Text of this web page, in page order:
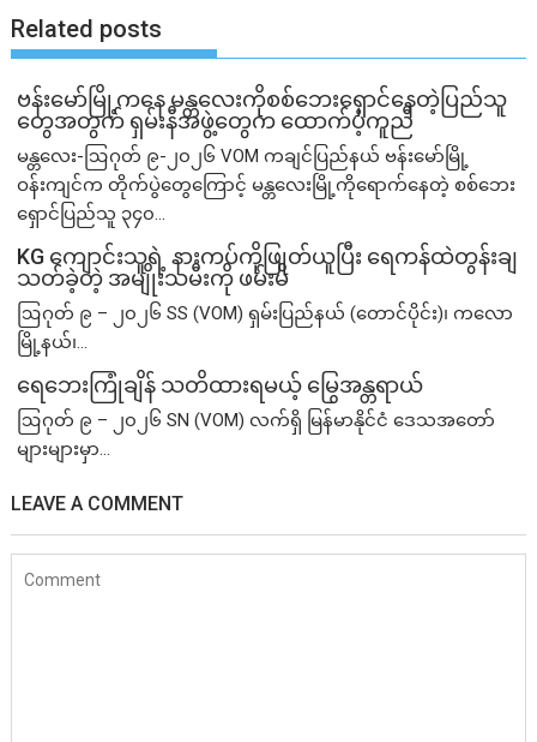
Related posts
ဗန်းမော်မြို့ကနေ မန္တလေးကိုစစ်ဘေးရှောင်နေတဲ့ပြည်သူ
တွေအတွက် ရှမ်းနီအဖွဲ့တွေက ထောက်ပံ့ကူညီ
မန္တလေး-ဩဂုတ် ၉-၂၀၂၆ VOM ကချင်ပြည်နယ် ဗန်းမော်မြို့
ဝန်းကျင်က တိုက်ပွဲတွေကြောင့် မန္တလေးမြို့ကိုရောက်နေတဲ့ စစ်ဘေး
ရှောင်ပြည်သူ ၃၄၀...
KG ကျောင်းသူရဲ့ နားကပ်ကိုဖြုတ်ယူပြီး ရေကန်ထဲတွန်းချ
သတ်ခဲ့တဲ့ အမျိုးသမီးကို ဖမ်းမိ
ဩဂုတ် ၉ – ၂၀၂၆ SS (VOM) ရှမ်းပြည်နယ် (တောင်ပိုင်း)၊ ကလော
မြို့နယ်၊...
ရေဘေးကြုံချိန် သတိထားရမယ့် မြွေအန္တရာယ်
ဩဂုတ် ၉ – ၂၀၂၆ SN (VOM) လက်ရှိ မြန်မာနိုင်ငံ ဒေသအတော်
များများမှာ...
LEAVE A COMMENT